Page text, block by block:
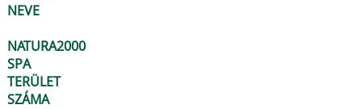
NEVE
NATURA2000
SPA
TERÜLET
SZÁMA